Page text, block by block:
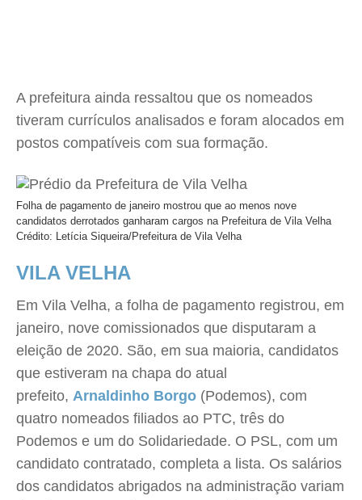
A prefeitura ainda ressaltou que os nomeados
tiveram currículos analisados e foram alocados em
postos compatíveis com sua formação.
Folha de pagamento de janeiro mostrou que ao menos nove
candidatos derrotados ganharam cargos na Prefeitura de Vila Velha
Crédito: Letícia Siqueira/Prefeitura de Vila Velha
VILA VELHA
Em Vila Velha, a folha de pagamento registrou, em
janeiro, nove comissionados que disputaram a
eleição de 2020. São, em sua maioria, candidatos
que estiveram na chapa do atual
prefeito, Arnaldinho Borgo (Podemos), com
quatro nomeados filiados ao PTC, três do
Podemos e um do Solidariedade. O PSL, com um
candidato contratado, completa a lista. Os salários
dos candidatos abrigados na administração variam